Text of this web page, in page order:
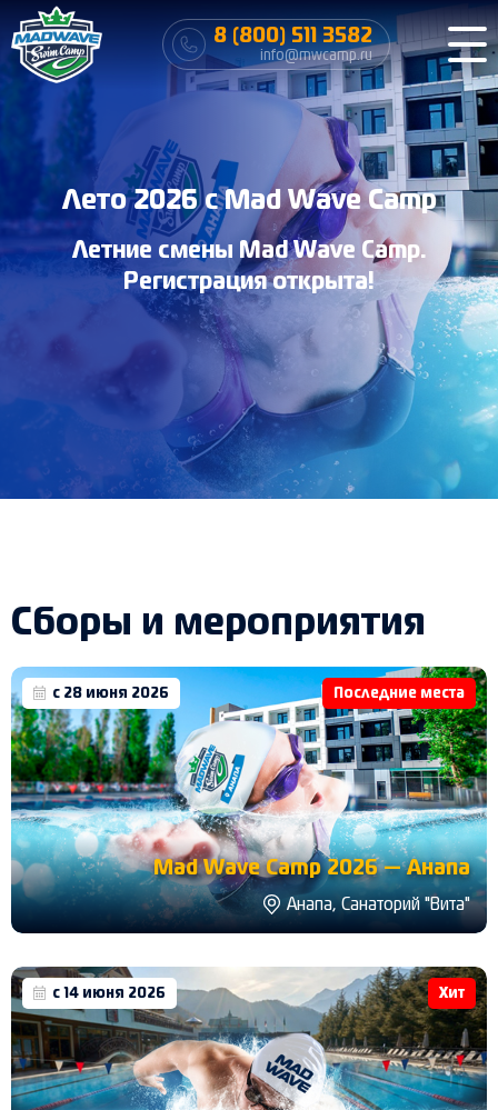
8 (800) 511 3582
info@mwcamp.ru
Лето 2026 с Mad Wave Camp
Летние смены Mad Wave Camp.
Регистрация открыта!
Сборы и мероприятия
с 28 июня 2026 Последние места
Mad Wave Camp 2026 — Анапа
Анапа, Санаторий "Вита"
с 14 июня 2026 Хит